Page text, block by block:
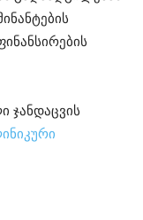
ჯანდაცვის